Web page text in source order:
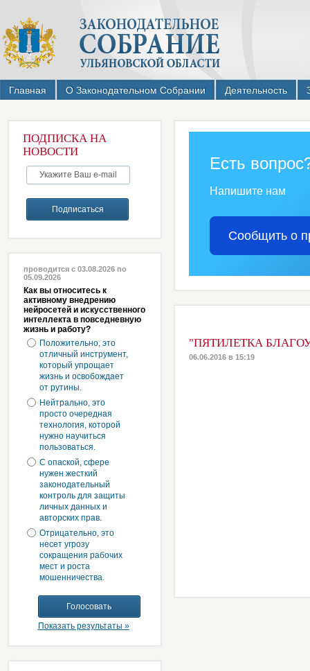
Главная О Законодательном Собрании Деятельность
ПОДПИСКА НА
НОВОСТИ
проводится с 03.08.2026 по
05.09.2026
Как вы относитесь к
активному внедрению
нейросетей и искусственного
интеллекта в повседневную
жизнь и работу?
Положительно, это
отличный инструмент,
который упрощает
жизнь и освобождает
от рутины.
Нейтрально, это
просто очередная
технология, которой
нужно научиться
пользоваться.
С опаской, сфере
нужен жесткий
законодательный
контроль для защиты
личных данных и
авторских прав.
Отрицательно, это
несет угрозу
сокращения рабочих
мест и роста
мошенничества.
Показать результаты »
Есть
Напишите нам
Сообщить о
"ПЯТИЛЕТКА
06.06.2016 в 15:19